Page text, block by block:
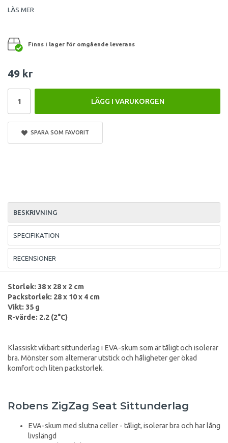
LÄS MER
Finns i lager för omgående leverans
49 kr
LÄGG I VARUKORGEN
SPARA SOM FAVORIT
BESKRIVNING
SPECIFIKATION
RECENSIONER
Storlek: 38 x 28 x 2 cm
Packstorlek: 28 x 10 x 4 cm
Vikt: 35 g
R-värde: 2.2 (2°C)
Klassiskt vikbart sittunderlag i EVA-skum som är tåligt och isolerar
bra. Mönster som alternerar utstick och håligheter ger ökad
komfort och liten packstorlek.
Robens ZigZag Seat Sittunderlag
EVA-skum med slutna celler - tåligt, isolerar bra och har lång
livslängd